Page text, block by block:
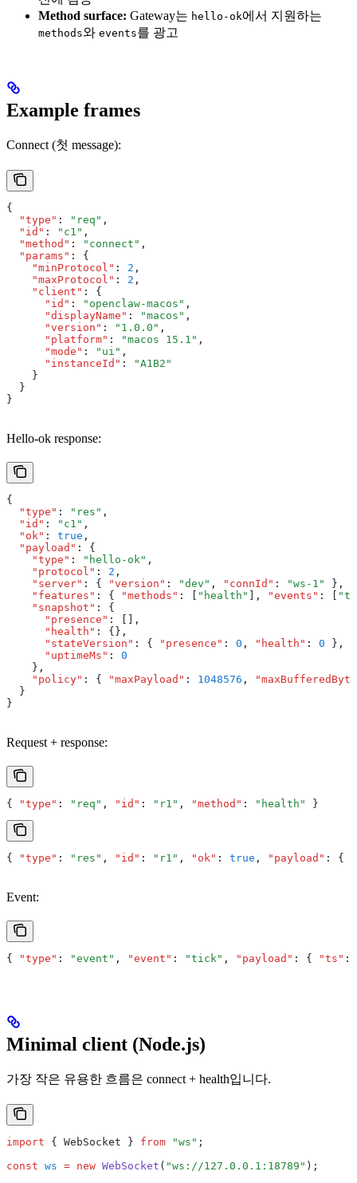
Method surface: Gateway는 hello-ok에서 지원하는
methods와 events를 광고
Example frames
Connect (첫 message):
{
  "type"
: "req" ,
  "id"
: "c1" ,
  "method"
: "connect" ,
  "params"
:
{
    "minProtocol"
: 2 ,
    "maxProtocol"
: 2 ,
    "client"
:
{
      "id"
: "openclaw-macos" ,
      "displayName"
: "macos" ,
      "version"
: "1.0.0" ,
      "platform"
: "macos 15.1" ,
      "mode"
: "ui" ,
      "instanceId"
:
"A1B2"
    }
  }
}
Hello-ok response:
{
  "type"
: "res" ,
  "id"
: "c1" ,
  "ok"
: true ,
  "payload"
:
{
    "type"
: "hello-ok" ,
    "protocol"
: 2 ,
    "server"
: { "version" : "dev" , "connId" : "ws-1" } ,
    "features"
: { "methods" : "health" , "events" :
    "snapshot"
:
{
      "presence"
:
,
      "health"
: {} ,
      "stateVersion"
: { "presence" : 0 , "health" : 0 } ,
      "uptimeMs"
:
0
    }
,
    "policy"
: { "maxPayload" : 1048576 ,
  }
}
Request + response:
{ "type" : "req" , "id" : "r1" , "method" : "health" }
{ "type" : "res" , "id" : "r1" , "ok" : true , "payload" : {
Event:
{ "type" : "event" , "event" : "tick" , "payload" : { "ts" :
Minimal client (Node.js)
가장 작은 유용한 흐름은 connect + health입니다.
import { WebSocket } from "ws" ;
const ws = new WebSocket ( "ws://127.0.0.1:18789" );